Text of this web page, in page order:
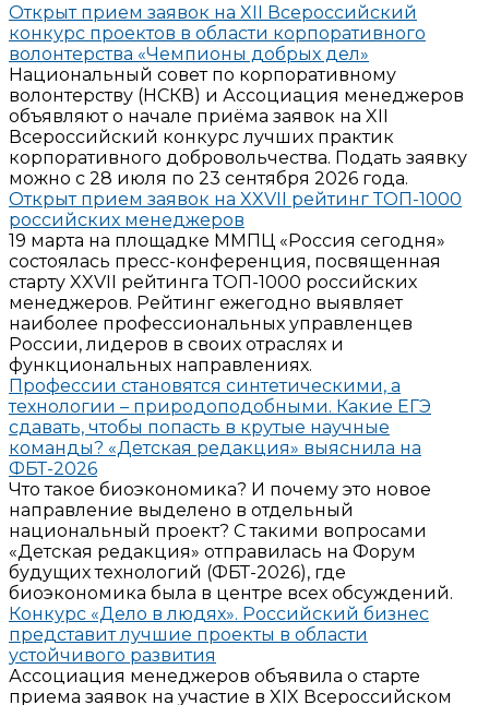
Открыт прием заявок на XII Всероссийский
конкурс проектов в области корпоративного
волонтерства «Чемпионы добрых дел»
Национальный совет по корпоративному
волонтерству (НСКВ) и Ассоциация менеджеров
объявляют о начале приёма заявок на XII
Всероссийский конкурс лучших практик
корпоративного добровольчества. Подать заявку
можно с 28 июля по 23 сентября 2026 года.
Открыт прием заявок на XXVII рейтинг ТОП-1000
российских менеджеров
19 марта на площадке ММПЦ «Россия сегодня»
состоялась пресс-конференция, посвященная
старту XXVII рейтинга ТОП-1000 российских
менеджеров. Рейтинг ежегодно выявляет
наиболее профессиональных управленцев
России, лидеров в своих отраслях и
функциональных направлениях.
Профессии становятся синтетическими, а
технологии – природоподобными. Какие ЕГЭ
сдавать, чтобы попасть в крутые научные
команды? «Детская редакция» выяснила на
ФБТ-2026
Что такое биоэкономика? И почему это новое
направление выделено в отдельный
национальный проект? С такими вопросами
«Детская редакция» отправилась на Форум
будущих технологий (ФБТ-2026), где
биоэкономика была в центре всех обсуждений.
Конкурс «Дело в людях». Российский бизнес
представит лучшие проекты в области
устойчивого развития
Ассоциация менеджеров объявила о старте
приема заявок на участие в XIX Всероссийском